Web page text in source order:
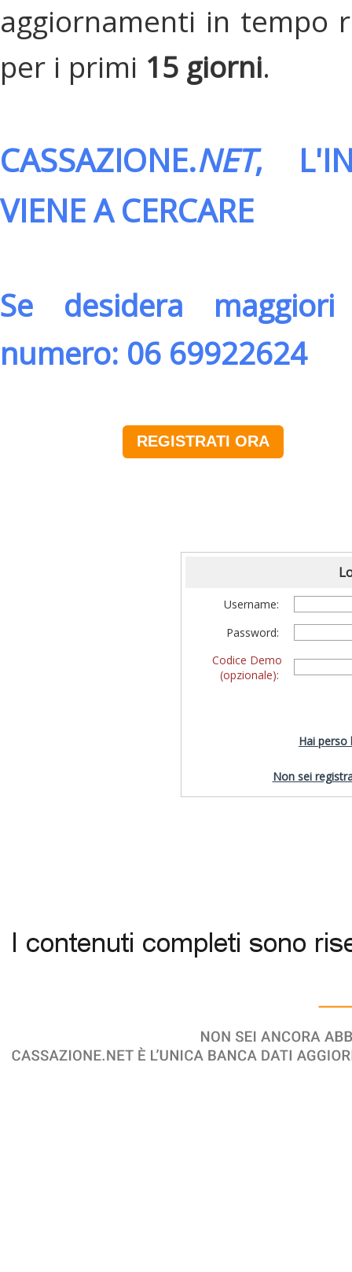
aggiornamenti in tempo
per i primi 15 giorni.
CASSAZIONE.NET,
VIENE A CERCARE
Se desidera
numero: 06 69922624
REGISTRATI ORA
Username:
Password:
Codice Demo
(opzionale):
Hai perso
Non sei